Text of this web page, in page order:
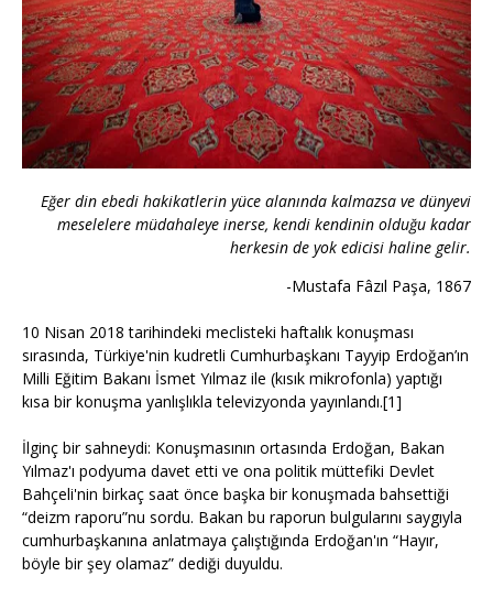
Eğer din ebedi hakikatlerin yüce alanında kalmazsa ve dünyevi
meselelere müdahaleye inerse, kendi kendinin olduğu kadar
herkesin de yok edicisi haline gelir.
-Mustafa Fâzıl Paşa, 1867
10 Nisan 2018 tarihindeki meclisteki haftalık konuşması
sırasında, Türkiye'nin kudretli Cumhurbaşkanı Tayyip Erdoğan’ın
Milli Eğitim Bakanı İsmet Yılmaz ile (kısık mikrofonla) yaptığı
kısa bir konuşma yanlışlıkla televizyonda yayınlandı.[1]
İlginç bir sahneydi: Konuşmasının ortasında Erdoğan, Bakan
Yılmaz'ı podyuma davet etti ve ona politik müttefiki Devlet
Bahçeli'nin birkaç saat önce başka bir konuşmada bahsettiği
“deizm raporu”nu sordu. Bakan bu raporun bulgularını saygıyla
cumhurbaşkanına anlatmaya çalıştığında Erdoğan'ın “Hayır,
böyle bir şey olamaz” dediği duyuldu.